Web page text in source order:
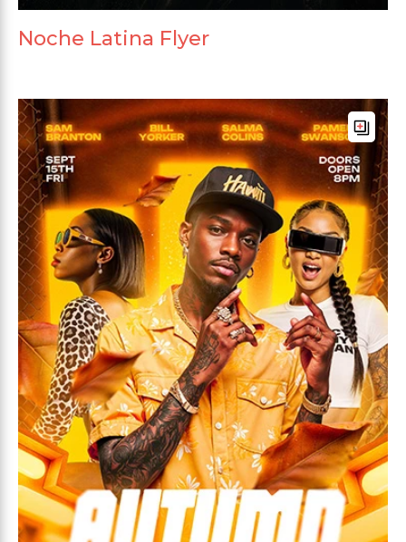
Noche Latina Flyer